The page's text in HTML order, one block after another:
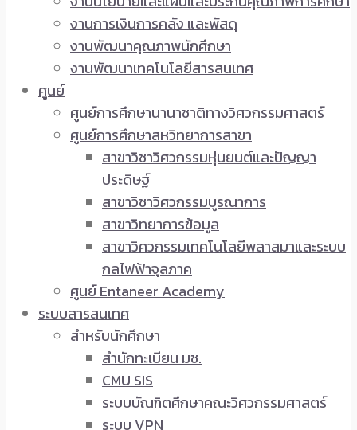
งานการเงินการคลัง และพัสดุ
งานพัฒนาคุณภาพนักศึกษา
งานพัฒนาเทคโนโลยีสารสนเทศ
ศูนย์
ศูนย์การศึกษานานาชาติทางวิศวกรรมศาสตร์
ศูนย์การศึกษาสหวิทยาการสาขา
สาขาวิชาวิศวกรรมหุ่นยนต์และปัญญา
ประดิษฐ์
สาขาวิชาวิศวกรรมบูรณาการ
สาขาวิทยาการข้อมูล
สาขาวิศวกรรมเทคโนโลยีพลาสมาและระบบ
กลไฟฟ้าจุลภาค
ศูนย์ Entaneer Academy
ระบบสารสนเทศ
สำหรับนักศึกษา
สำนักทะเบียน มช.
CMU SIS
ระบบบัณฑิตศึกษาคณะวิศวกรรมศาสตร์
ระบบ VPN